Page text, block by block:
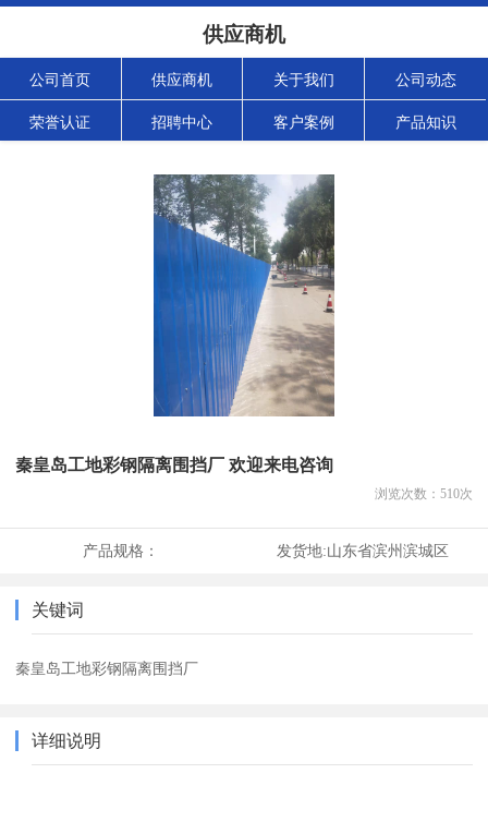
供应商机
公司首页 供应商机 关于我们 公司动态
荣誉认证 招聘中心 客户案例 产品知识
秦皇岛工地彩钢隔离围挡厂 欢迎来电咨询
浏览次数： 510次
产品规格： 发货地:山东省滨州滨城区
关键词
秦皇岛工地彩钢隔离围挡厂
详细说明